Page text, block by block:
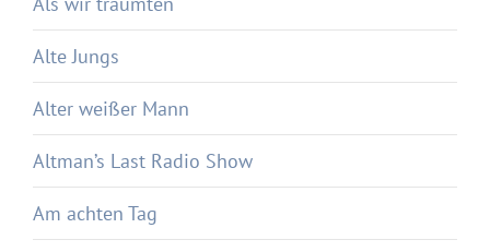
Alte Jungs
Alter weißer Mann
Altman’s Last Radio Show
Am achten Tag